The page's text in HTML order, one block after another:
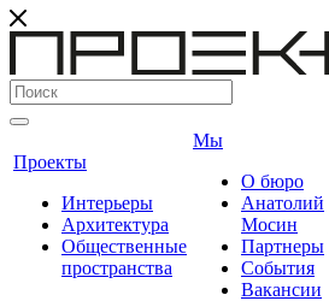
Проекты
Интерьеры
Архитектура
Общественные
пространства
Мы
О бюро
Анатолий
Мосин
Партнеры
События
Вакансии